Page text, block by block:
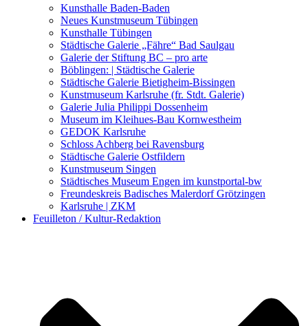
Was seither geschah
Kunstwettbewerbe, Ausschreibungen für Künstler
Kunsthalle Baden-Baden
Neues Kunstmuseum Tübingen
Kunsthalle Tübingen
Städtische Galerie „Fähre“ Bad Saulgau
Galerie der Stiftung BC – pro arte
Böblingen: | Städtische Galerie
Städtische Galerie Bietigheim-Bissingen
Kunstmuseum Karlsruhe (fr. Stdt. Galerie)
Galerie Julia Philippi Dossenheim
Museum im Kleihues-Bau Kornwestheim
GEDOK Karlsruhe
Schloss Achberg bei Ravensburg
Städtische Galerie Ostfildern
Kunstmuseum Singen
Städtisches Museum Engen im kunstportal-bw
Freundeskreis Badisches Malerdorf Grötzingen
Karlsruhe | ZKM
Feuilleton / Kultur-Redaktion